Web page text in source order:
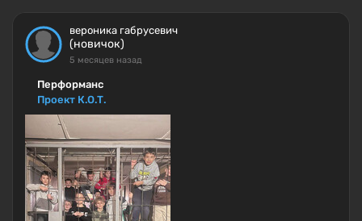
вероника габрусевич
(новичок)
5 месяцев назад
Перформанс
Проект К.О.Т.